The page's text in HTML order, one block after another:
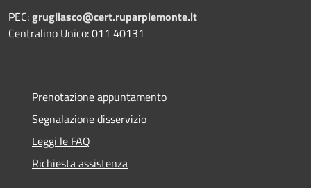
PEC:grugliasco@cert.ruparpiemonte.it
Centralino Unico: 011 40131
Prenotazione appuntamento
Segnalazione disservizio
Leggi le FAQ
Richiesta assistenza